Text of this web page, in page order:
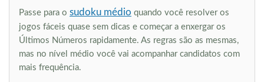
Passe para o sudoku médio quando você resolver os
jogos fáceis quase sem dicas e começar a enxergar os
Últimos Números rapidamente. As regras são as mesmas,
mas no nível médio você vai acompanhar candidatos com
mais frequência.